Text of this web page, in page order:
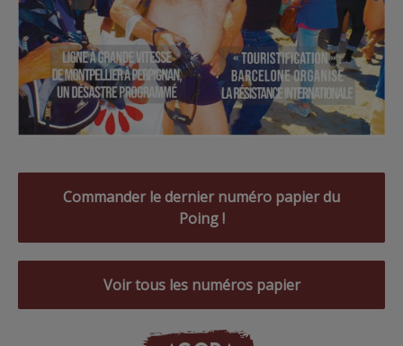
Commander le dernier numéro papier du
Poing !
Voir tous les numéros papier